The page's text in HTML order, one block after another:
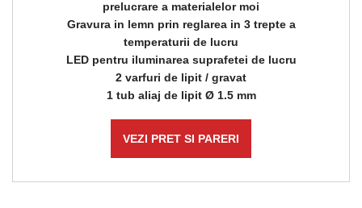
prelucrare a materialelor moi
Gravura in lemn prin reglarea in 3 trepte a
temperaturii de lucru
LED pentru iluminarea suprafetei de lucru
2 varfuri de lipit / gravat
1 tub aliaj de lipit Ø 1.5 mm
VEZI PRET SI PARERI